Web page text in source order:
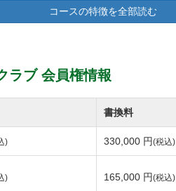
コースの特徴を全部読む
ラブ 会員権情報
書換料
) 330,000 円(税込)
) 165,000 円(税込)